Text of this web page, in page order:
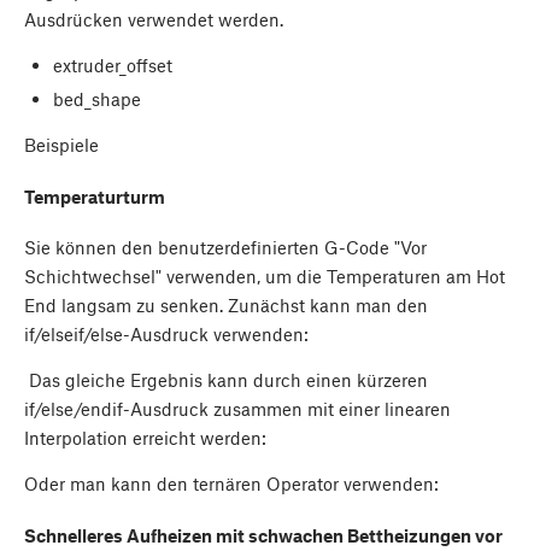
Ausdrücken verwendet werden.
extruder_offset
bed_shape
Beispiele
Temperaturturm
Sie können den benutzerdefinierten G-Code "Vor
Schichtwechsel" verwenden, um die Temperaturen am Hot
End langsam zu senken. Zunächst kann man den
if/elseif/else-Ausdruck verwenden:
Das gleiche Ergebnis kann durch einen kürzeren
if/else/endif-Ausdruck zusammen mit einer linearen
Interpolation erreicht werden:
Oder man kann den ternären Operator verwenden:
Schnelleres Aufheizen mit schwachen Bettheizungen vor